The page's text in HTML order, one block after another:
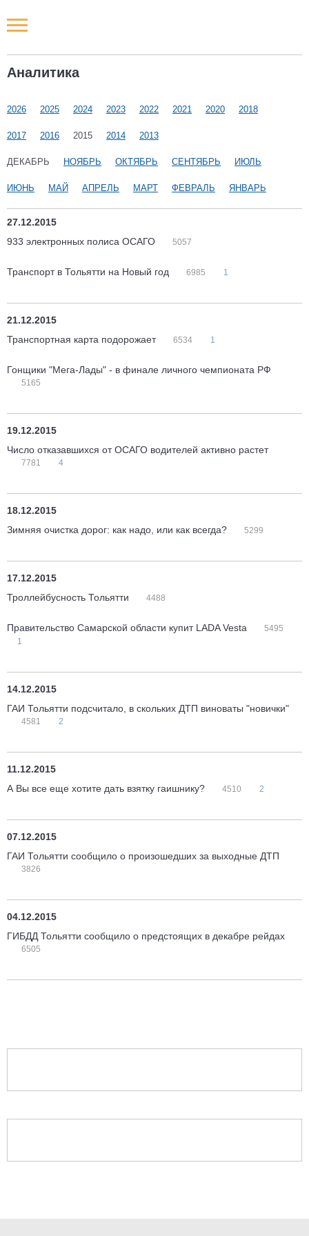
Аналитика
2026 2025 2024 2023 2022 2021 2020 2018
2017 2016 2015 2014 2013
ДЕКАБРЬ НОЯБРЬ ОКТЯБРЬ СЕНТЯБРЬ ИЮЛЬ
ИЮНЬ МАЙ АПРЕЛЬ МАРТ ФЕВРАЛЬ ЯНВАРЬ
27.12.2015
933 электронных полиса ОСАГО
5057
Транспорт в Тольятти на Новый год 6985 1
21.12.2015
Транспортная карта подорожает
6534 1
Гонщики "Мега-Лады" - в финале личного чемпионата РФ
5165
19.12.2015
Число отказавшихся от ОСАГО водителей активно растет
7781 4
18.12.2015
Зимняя очистка дорог: как надо, или как всегда?
5299
17.12.2015
Троллейбусность Тольятти
4488
Правительство Самарской области купит LADA Vesta
5495
1
14.12.2015
ГАИ Тольятти подсчитало, в скольких ДТП виноваты "новички"
4581 2
11.12.2015
А Вы все еще хотите дать взятку гаишнику?
4510 2
07.12.2015
ГАИ Тольятти сообщило о произошедших за выходные ДТП
3826
04.12.2015
ГИБДД Тольятти сообщило о предстоящих в декабре рейдах
6505
Новости РФ
Наши мероприятия
Статьи